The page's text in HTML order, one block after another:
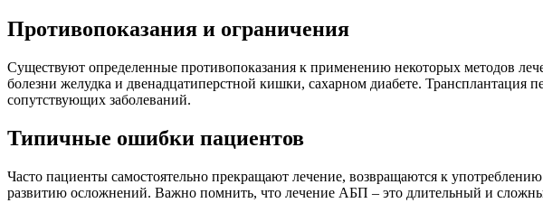
Противопоказания и ограничения
Существуют определенные противопоказания к применению некоторых методов
болезни желудка и двенадцатиперстной кишки, сахарном диабете.
сопутствующих заболеваний.
Типичные ошибки пациентов
Часто пациенты самостоятельно прекращают лечение, возвращаются к
развитию осложнений. Важно помнить, что лечение АБП – это длительный и